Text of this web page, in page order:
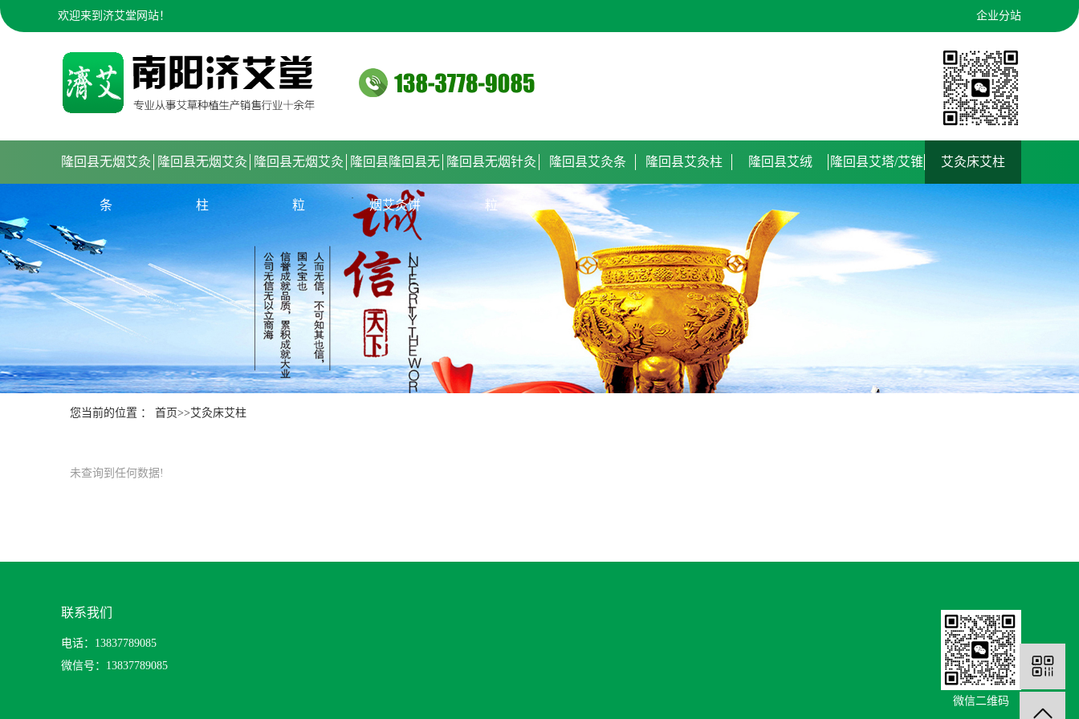
欢迎来到济艾堂网站！ 企业分站
隆回县无烟艾灸
条
隆回县无烟艾灸
柱
隆回县无烟艾灸
粒
隆回县隆回县无
烟艾灸饼
隆回县无烟针灸
粒
隆回县艾灸条 隆回县艾灸柱 隆回县艾绒 隆回县艾塔/艾锥 艾灸床艾柱
您当前的位置 ： 首页>>艾灸床艾柱
未查询到任何数据!
联系我们
电话：13837789085
微信号：13837789085
微信二维码